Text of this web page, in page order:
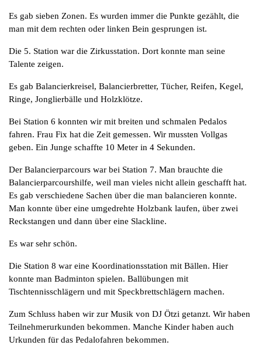
Es gab sieben Zonen. Es wurden immer die Punkte gezählt, die
man mit dem rechten oder linken Bein gesprungen ist.
Die 5. Station war die Zirkusstation. Dort konnte man seine
Talente zeigen.
Es gab Balancierkreisel, Balancierbretter, Tücher, Reifen, Kegel,
Ringe, Jonglierbälle und Holzklötze.
Bei Station 6 konnten wir mit breiten und schmalen Pedalos
fahren. Frau Fix hat die Zeit gemessen. Wir mussten Vollgas
geben. Ein Junge schaffte 10 Meter in 4 Sekunden.
Der Balancierparcours war bei Station 7. Man brauchte die
Balancierparcourshilfe, weil man vieles nicht allein geschafft hat.
Es gab verschiedene Sachen über die man balancieren konnte.
Man konnte über eine umgedrehte Holzbank laufen, über zwei
Reckstangen und dann über eine Slackline.
Es war sehr schön.
Die Station 8 war eine Koordinationsstation mit Bällen. Hier
konnte man Badminton spielen. Ballübungen mit
Tischtennisschlägern und mit Speckbrettschlägern machen.
Zum Schluss haben wir zur Musik von DJ Ötzi getanzt. Wir haben
Teilnehmerurkunden bekommen. Manche Kinder haben auch
Urkunden für das Pedalofahren bekommen.